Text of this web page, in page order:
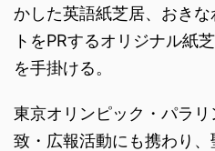
かした英語紙芝居、おき
トをPRするオリジナル紙
を手掛ける。
東京オリンピック・パラ
致・広報活動にも携わり、